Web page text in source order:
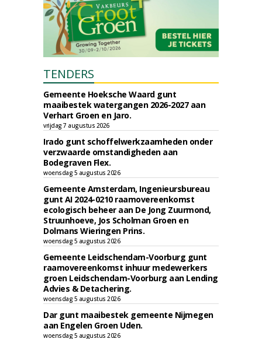
TENDERS
Gemeente Hoeksche Waard gunt
maaibestek watergangen 2026-2027 aan
Verhart Groen en Jaro.
vrijdag 7 augustus 2026
Irado gunt schoffelwerkzaamheden onder
verzwaarde omstandigheden aan
Bodegraven Flex.
woensdag 5 augustus 2026
Gemeente Amsterdam, Ingenieursbureau
gunt AI 2024-0210 raamovereenkomst
ecologisch beheer aan De Jong Zuurmond,
Struunhoeve, Jos Scholman Groen en
Dolmans Wieringen Prins.
woensdag 5 augustus 2026
Gemeente Leidschendam-Voorburg gunt
raamovereenkomst inhuur medewerkers
groen Leidschendam-Voorburg aan Lending
Advies & Detachering.
woensdag 5 augustus 2026
Dar gunt maaibestek gemeente Nijmegen
aan Engelen Groen Uden.
woensdag 5 augustus 2026